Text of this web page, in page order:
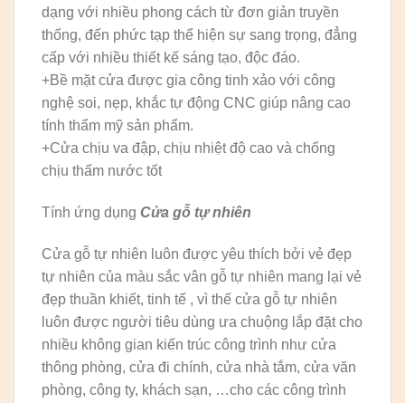
dạng với nhiều phong cách từ đơn giản truyền
thống, đến phức tạp thể hiện sự sang trọng, đẳng
cấp với nhiều thiết kế sáng tạo, độc đáo.
+Bề mặt cửa được gia công tinh xảo với công
nghệ soi, nẹp, khắc tự động CNC giúp nâng cao
tính thẩm mỹ sản phẩm.
+Cửa chịu va đập, chịu nhiệt độ cao và chống
chịu thấm nước tốt
Tính ứng dụng Cửa gỗ tự nhiên
Cửa gỗ tự nhiên luôn được yêu thích bởi vẻ đẹp
tự nhiên của màu sắc vân gỗ tự nhiên mang lại vẻ
đẹp thuần khiết, tinh tế , vì thế cửa gỗ tự nhiên
luôn được người tiêu dùng ưa chuộng lắp đặt cho
nhiều không gian kiến trúc công trình như cửa
thông phòng, cửa đi chính, cửa nhà tắm, cửa văn
phòng, công ty, khách sạn, …cho các công trình